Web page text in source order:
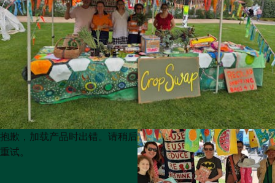
Product
List
Product
List
抱歉，加载产品时出错。请稍后
重试。